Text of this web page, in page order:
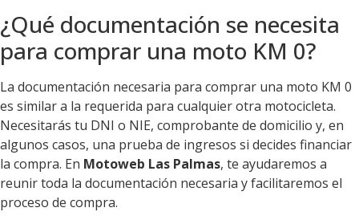
¿Qué documentación se necesita
para comprar una moto KM 0?
La documentación necesaria para comprar una moto KM 0
es similar a la requerida para cualquier otra motocicleta.
Necesitarás tu DNI o NIE, comprobante de domicilio y, en
algunos casos, una prueba de ingresos si decides financiar
la compra. En Motoweb Las Palmas, te ayudaremos a
reunir toda la documentación necesaria y facilitaremos el
proceso de compra.